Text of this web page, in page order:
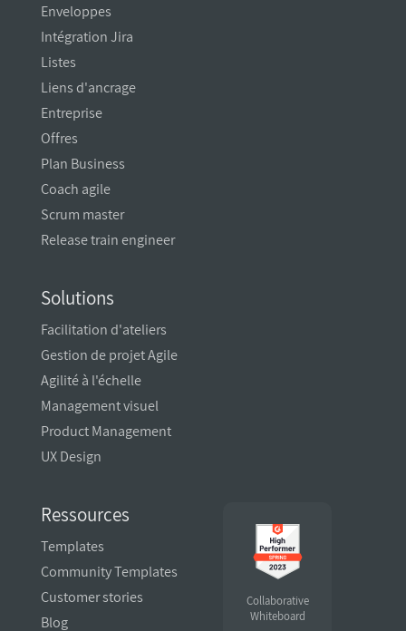
Enveloppes
Intégration Jira
Listes
Liens d'ancrage
Entreprise
Offres
Plan Business
Coach agile
Scrum master
Release train engineer
Solutions
Facilitation d'ateliers
Gestion de projet Agile
Agilité à l'échelle
Management visuel
Product Management
UX Design
Ressources
Templates
Community Templates
Customer stories
Blog
Collaborative
Whiteboard